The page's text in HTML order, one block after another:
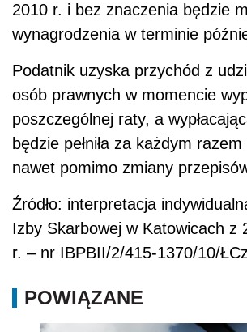
2010 r. i bez znaczenia będzie
wynagrodzenia w terminie
Podatnik uzyska przychód z
osób prawnych w momencie
poszczególnej raty, a
będzie pełniła za każdym razem
nawet pomimo zmiany
Źródło: interpretacja
Izby Skarbowej w Katowicach z
r. – nr IBPBII/2/415-1370/10/
POWIĄZANE